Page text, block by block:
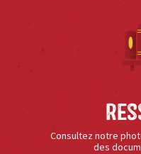
Consultez notre
des